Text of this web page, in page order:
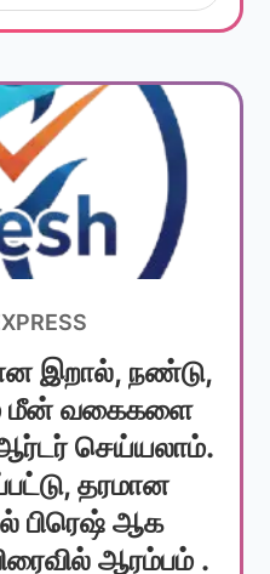
இறால், நண்டு,
மீன் வகைகளை
செய்யலாம்.
தரமான
பிரெஷ் ஆக
ஆரம்பம் .